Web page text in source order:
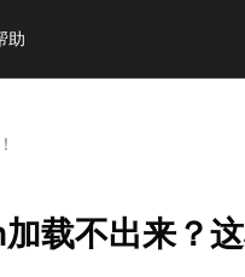
助
载不出来？